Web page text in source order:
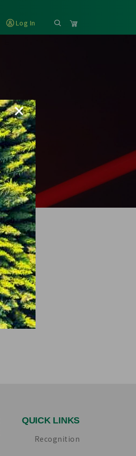
Log In
2025
QUICK LINKS
Recognition
×